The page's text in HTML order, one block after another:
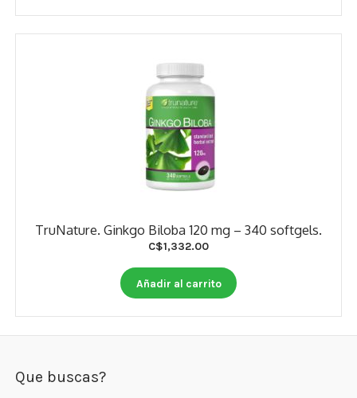
TruNature. Ginkgo Biloba 120 mg – 340 softgels.
C$1,332.00
Añadir al carrito
Que buscas?